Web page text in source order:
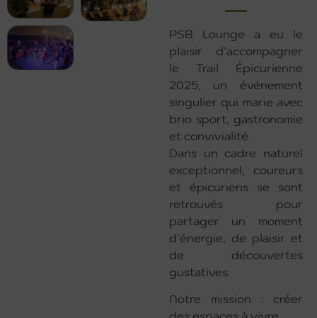
PSB Lounge a eu le
plaisir d’accompagner
le Trail Épicurienne
2025, un événement
singulier qui marie avec
brio sport, gastronomie
et convivialité.
Dans un cadre naturel
exceptionnel, coureurs
et épicuriens se sont
retrouvés pour
partager un moment
d’énergie, de plaisir et
de découvertes
gustatives.
Notre mission : créer